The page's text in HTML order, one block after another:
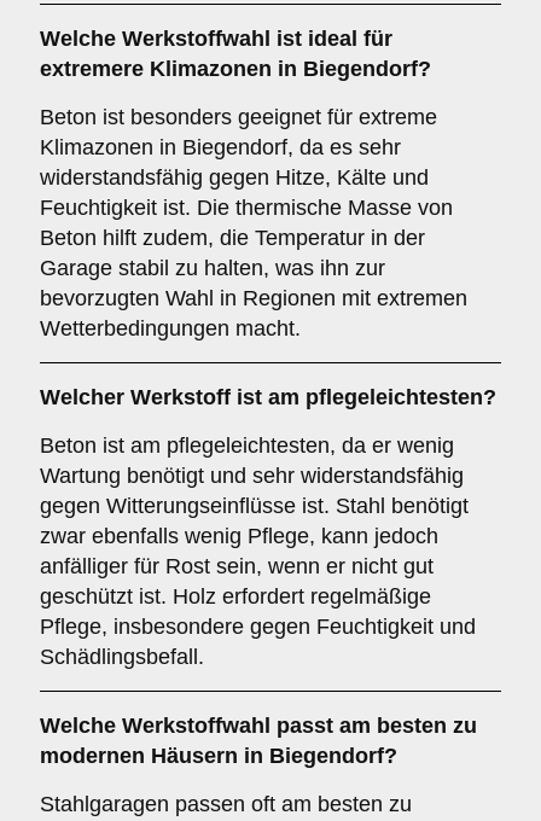
Welche Werkstoffwahl ist ideal für
extremere Klimazonen in Biegendorf?
Beton ist besonders geeignet für extreme
Klimazonen in Biegendorf, da es sehr
widerstandsfähig gegen Hitze, Kälte und
Feuchtigkeit ist. Die thermische Masse von
Beton hilft zudem, die Temperatur in der
Garage stabil zu halten, was ihn zur
bevorzugten Wahl in Regionen mit extremen
Wetterbedingungen macht.
Welcher Werkstoff ist am pflegeleichtesten?
Beton ist am pflegeleichtesten, da er wenig
Wartung benötigt und sehr widerstandsfähig
gegen Witterungseinflüsse ist. Stahl benötigt
zwar ebenfalls wenig Pflege, kann jedoch
anfälliger für Rost sein, wenn er nicht gut
geschützt ist. Holz erfordert regelmäßige
Pflege, insbesondere gegen Feuchtigkeit und
Schädlingsbefall.
Welche Werkstoffwahl passt am besten zu
modernen Häusern in Biegendorf?
Stahlgaragen passen oft am besten zu